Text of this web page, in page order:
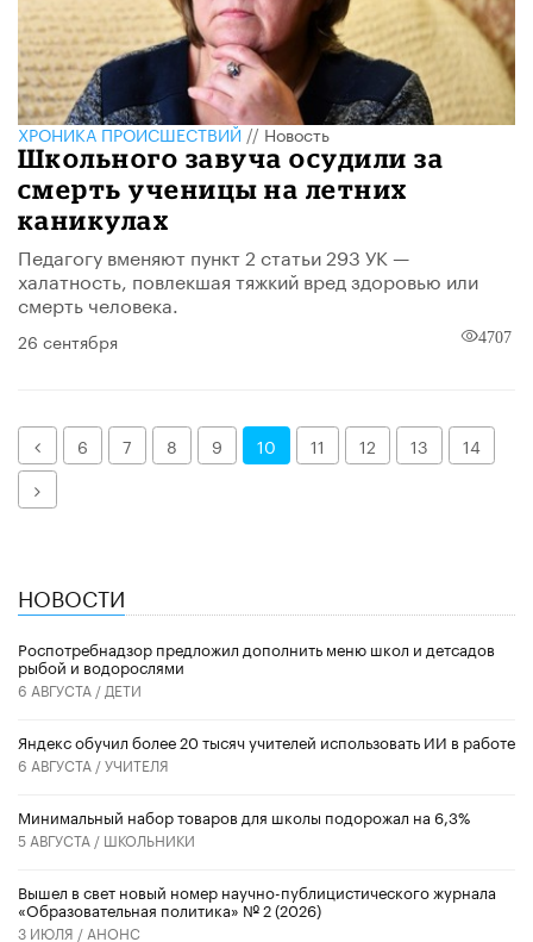
ХРОНИКА ПРОИСШЕСТВИЙ//Новость
Школьного завуча осудили за
смерть ученицы на летних
каникулах
Педагогу вменяют пункт 2 статьи 293 УК —
халатность, повлекшая тяжкий вред здоровью или
смерть человека.
26 сентября 4707
Назад
6 7 8 9 10 11 12 13
14
Далее
НОВОСТИ
Роспотребнадзор предложил дополнить меню школ и детсадов
рыбой и водорослями
6 АВГУСТА / ДЕТИ
​Яндекс обучил более 20 тысяч учителей использовать ИИ в работе
6 АВГУСТА /УЧИТЕЛЯ
Минимальный набор товаров для школы подорожал на 6,3%
5 АВГУСТА / ШКОЛЬНИКИ
Вышел в свет новый номер научно-публицистического журнала
«Образовательная политика» № 2 (2026)
3 ИЮЛЯ / АНОНС